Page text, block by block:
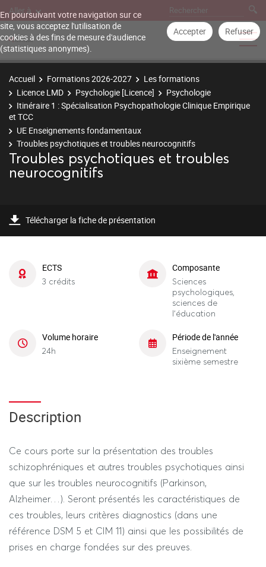
En poursuivant votre navigation sur ce
site, vous acceptez l'utilisation de
cookies à des fins de mesure d'audience
(statistiques anonymes).
Accepter Refuser
Aller à
Accueil Formations 2026-2027
Les formations
Licence LMD
Psychologie [Licence]
Psychologie
Itinéraire 1 : Spécialisation Psychopathologie Clinique Empirique
et TCC
UE Enseignements fondamentaux
Troubles psychotiques et troubles neurocognitifs
Troubles psychotiques et troubles
neurocognitifs
Télécharger la fiche de présentation
ECTS
3 crédits
Composante
Sciences
psychologiques,
sciences de
l'éducation
Volume horaire
24h
Période de l'année
Enseignement
sixième semestre
Description
Ce cours porte sur la présentation des troubles
schizophréniques et autres troubles psychotiques ainsi
que sur les troubles neurocognitifs (Parkinson,
Alzheimer…). Seront présentés les caractéristiques de
ces troubles, leurs critères diagnostics (dans une
référence DSM 5 et CIM 11) ainsi que les possibilités de
prises en charge fondées sur des preuves.